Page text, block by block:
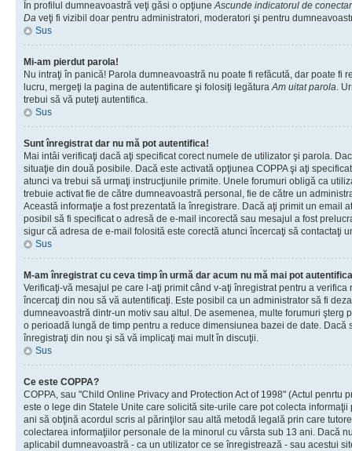
În profilul dumneavoastră veţi găsi o opţiuneAscunde indicatorul de
Da veţi fi vizibil doar pentru administratori, moderatori şi pentru
Sus
Mi-am pierdut parola!
Nu intraţi în panică! Parola dumneavoastră nu poate fi refăcută, dar poate fi
lucru, mergeţi la pagina de autentificare şi folosiţi legăturaAm uitat parola.
trebui să vă puteţi autentifica.
Sus
Sunt înregistrat dar nu mă pot autentifica!
Mai intâi verificaţi dacă aţi specificat corect numele de utilizator şi parola.
situaţie din două posibile. Dacă este activată opţiunea COPPA şi aţi
atunci va trebui să urmaţi instrucţiunile primite. Unele forumuri obligă ca
trebuie activat fie de către dumneavoastră personal, fie de către un
Această informaţie a fost prezentată la înregistrare. Dacă aţi primit un email
posibil să fi specificat o adresă de e-mail incorectă sau mesajul a fost
sigur că adresa de e-mail folosită este corectă atunci încercaţi să contactaţi
Sus
M-am înregistrat cu ceva timp în urmă dar acum nu mă mai pot
Verificaţi-vă mesajul pe care l-aţi primit când v-aţi înregistrat pentru a
încercaţi din nou să vă autentificaţi. Este posibil ca un administrator să fi
dumneavoastră dintr-un motiv sau altul. De asemenea, multe forumuri şterg
o perioadă lungă de timp pentru a reduce dimensiunea bazei de date. Dacă
înregistraţi din nou şi să vă implicaţi mai mult în discuţii.
Sus
Ce este COPPA?
COPPA, sau "Child Online Privacy and Protection Act of 1998" (Actul penrtu
este o lege din Statele Unite care solicită site-urile care pot colecta
ani să obţină acordul scris al părinţilor sau altă metodă legală prin care
colectarea informaţiilor personale de la minorul cu vârsta sub 13 ani. Dacă
aplicabil dumneavoastră - ca un utilizator ce se înregistrează - sau acestui